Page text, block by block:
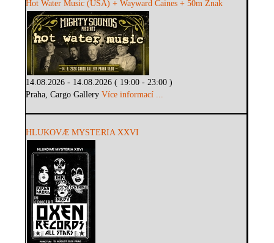
Hot Water Music (USA) + Wayward Caines + 50m Znak
14.08.2026 - 14.08.2026 ( 19:00 - 23:00 )
Praha, Cargo GalleryVíce informací ...
HLUKOVÆ MYSTERIA XXVI